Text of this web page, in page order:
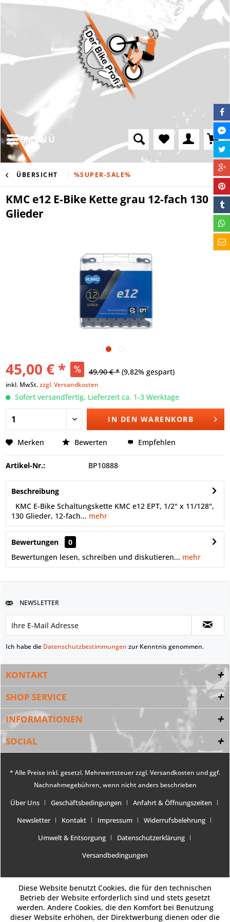
MENÜ
ÜBERSICHT %SUPER-SALE%
KMC e12 E-Bike Kette grau 12-fach 130
Glieder
45,00 € * 49,90 € * (9,82% gespart)
inkl. MwSt.zzgl. Versandkosten
Sofort versandfertig, Lieferzeit ca. 1-3 Werktage
IN DEN WARENKORB
Merken Bewerten Empfehlen
Artikel-Nr.: BP10888
Beschreibung
KMC E-Bike Schaltungskette KMC e12 EPT, 1/2" x 11/128",
130 Glieder, 12-fach... mehr
Bewertungen
0
Bewertungen lesen, schreiben und diskutieren... mehr
NEWSLETTER
Ich habe die Datenschutzbestimmungen zur Kenntnis genommen.
KONTAKT
SHOP SERVICE
INFORMATIONEN
SOCIAL
* Alle Preise inkl. gesetzl. Mehrwertsteuer zzgl.Versandkosten und ggf.
Nachnahmegebühren, wenn nicht anders beschrieben
Über Uns Geschäftsbedingungen
Anfahrt & Öffnungszeiten
Newsletter
Kontakt Impressum
Widerrufsbelehrung
Umwelt & Entsorgung
Datenschutzerklärung
Versandbedingungen
Diese Website benutzt Cookies, die für den technischen
Betrieb der Website erforderlich sind und stets gesetzt
werden. Andere Cookies, die den Komfort bei Benutzung
dieser Website erhöhen, der Direktwerbung dienen oder die